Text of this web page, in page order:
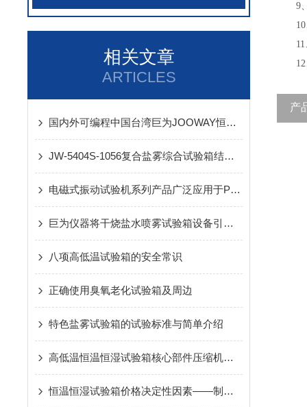
相关文章
ARTICLES
国内外可编程中国台湾巨为JOOWAY恒温恒湿试验箱存在的差异
JW-5404S-1056复合盐雾综合试验箱结构及制冷系统是怎样的
电磁式振动试验机系列产品广泛应用于PCB电路板行业
巨为仪器将干烧盐水喷雾试验箱设备引入 智能时代
八项高低温试验箱的安全常识
正确使用臭氧老化试验箱及周边
特色盐雾试验箱的试验标准与简单介绍
高低温恒温恒湿试验箱核心部件压缩机的维护
恒温恒湿试验箱价格决定性因素——制冷配件
9、
10、
11、
12、
产